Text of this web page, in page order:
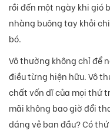
rồi đến một ngày khi gió
nhàng buông tay khỏi
bó.
Vô thường không chỉ để
điều từng hiện hữu. Vô
chất vốn dĩ của mọi thứ
mãi không bao giờ đổi
dáng vẻ ban đầu? Có